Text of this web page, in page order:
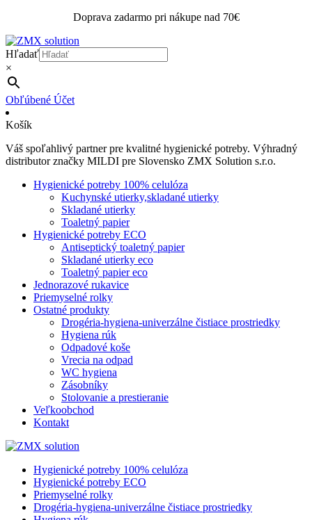
Doprava zadarmo pri nákupe nad 70€
Hľadať
×
Obľúbené Účet
Košík
Váš spoľahlivý partner pre kvalitné hygienické potreby. Výhradný
distributor značky MILDI pre Slovensko ZMX Solution s.r.o.
Hygienické potreby 100% celulóza
Kuchynské utierky,skladané utierky
Skladané utierky
Toaletný papier
Hygienické potreby ECO
Antiseptický toaletný papier
Skladané utierky eco
Toaletný papier eco
Jednorazové rukavice
Priemyselné rolky
Ostatné produkty
Drogéria-hygiena-univerzálne čistiace prostriedky
Hygiena rúk
Odpadové koše
Vrecia na odpad
WC hygiena
Zásobníky
Stolovanie a prestieranie
Veľkoobchod
Kontakt
Hygienické potreby 100% celulóza
Hygienické potreby ECO
Priemyselné rolky
Drogéria-hygiena-univerzálne čistiace prostriedky